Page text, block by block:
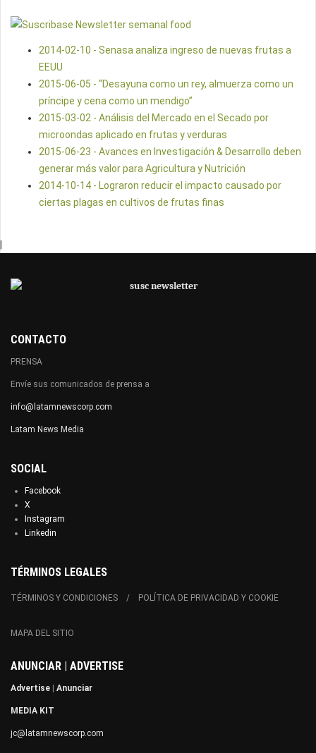
2014-02-10 - Senasa analiza ingreso de nuevas frutas a
EEUU
2015-06-05 - “Desayuna como un rey, almuerza como un
príncipe y cena como un mendigo”
2015-03-02 - Análisis del Mercado en el Secado por
microondas aplicado en frutas y verduras
2015-06-23 - Avances en Investigación & Desarrollo deben
generar más valor para Agricultura y Nutrición
2014-10-14 - Lograron reducir el impacto causado por
ciertas plagas en cultivos de frutas finas
CONTACTO
PRENSA
Envíe sus comunicados de prensa a
info@latamnewscorp.com
Latam News Media
SOCIAL
Facebook
X
Instagram
Linkedin
TÉRMINOS LEGALES
TÉRMINOS Y CONDICIONES POLÍTICA DE PRIVACIDAD Y COOKIE
MAPA DEL SITIO
ANUNCIAR | ADVERTISE
Advertise Anunciar
MEDIA KIT
jc@latamnewscorp.com